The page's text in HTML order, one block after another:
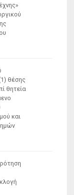
θέσης
θητεία
και